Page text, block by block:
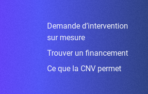
Demande d’intervention
sur mesure
Trouver un financement
Ce que la CNV permet